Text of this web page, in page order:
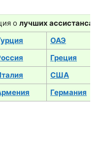
о лучших ассистансах
ОАЭ
Греция
США
Германия